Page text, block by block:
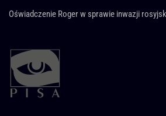
Oświadczenie Roger w sprawie inwazji